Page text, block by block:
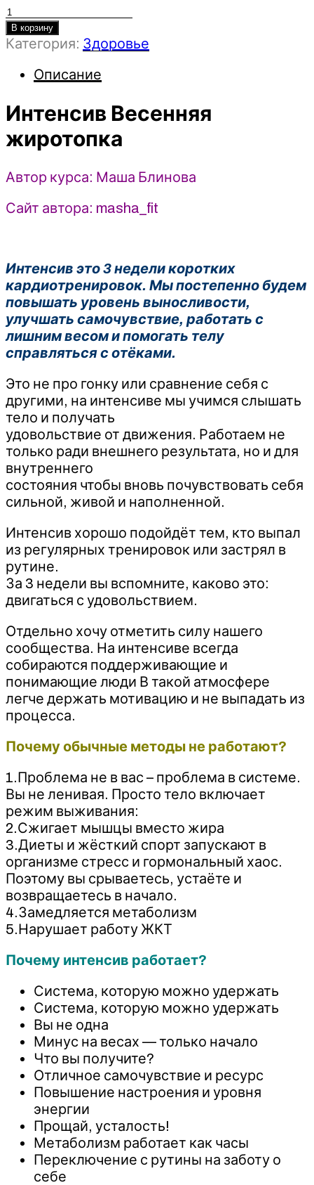
Количество
товара
Интенсив
жиротопка
Маша
(2026)
В корзину
Категория: Здоровье
Описание
Интенсив Весенняя
жиротопка
Автор курса: Маша Блинова
Сайт автора: masha_fit
Интенсив это 3 недели коротких
кардиотренировок. Мы постепенно будем
повышать уровень выносливости,
улучшать самочувствие, работать с
лишним весом и помогать телу
справляться с отёками.
Это не про гонку или сравнение себя с
другими, на интенсиве мы учимся слышать
тело и получать
удовольствие от движения. Работаем не
только ради внешнего результата, но и для
внутреннего
состояния чтобы вновь почувствовать себя
сильной, живой и наполненной.
Интенсив хорошо подойдёт тем, кто выпал
из регулярных тренировок или застрял в
рутине.
За 3 недели вы вспомните, каково это:
двигаться с удовольствием.
Отдельно хочу отметить силу нашего
сообщества. На интенсиве всегда
собираются поддерживающие и
понимающие люди В такой атмосфере
легче держать мотивацию и не выпадать из
процесса.
Почему обычные методы не работают?
1.Проблема не в вас – проблема в системе.
Вы не ленивая. Просто тело включает
режим выживания:
2.Сжигает мышцы вместо жира
3.Диеты и жёсткий спорт запускают в
организме стресс и гормональный хаос.
Поэтому вы срываетесь, устаёте и
возвращаетесь в начало.
4.Замедляется метаболизм
5.Нарушает работу ЖКТ
Почему интенсив работает?
Система, которую можно удержать
Система, которую можно удержать
Вы не одна
Минус на весах — только начало
Что вы получите?
Отличное самочувствие и ресурс
Повышение настроения и уровня
энергии
Прощай, усталость!
Метаболизм работает как часы
Переключение с рутины на заботу о
себе